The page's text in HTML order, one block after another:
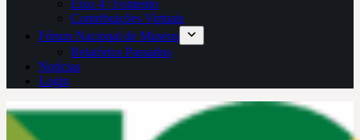
Eixo 4 | Fomento
Contribuições Virtuais
Fórum Nacional de Museus
Relatórios Passados
Notícias
Login